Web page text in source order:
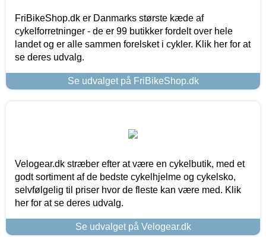
FriBikeShop.dk er Danmarks største kæde af
cykelforretninger - de er 99 butikker fordelt over hele
landet og er alle sammen forelsket i cykler. Klik her for at
se deres udvalg.
Se udvalget på FriBikeShop.dk
Velogear.dk stræber efter at være en cykelbutik, med et
godt sortiment af de bedste cykelhjelme og cykelsko,
selvfølgelig til priser hvor de fleste kan være med. Klik
her for at se deres udvalg.
Se udvalget på Velogear.dk